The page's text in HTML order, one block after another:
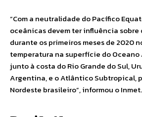
“Com a neutralidade do Pacífico
oceânicas devem ter influência sobre
durante os primeiros meses de 2020
temperatura na superfície do
junto à costa do Rio Grande do Sul,
Argentina, e o Atlântico Subtropical,
Nordeste brasileiro”, informou o Inmet.